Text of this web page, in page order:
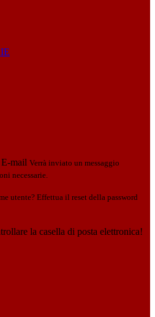
E-mail Verrà inviato un messaggio
necessarie.
utente? Effettua il reset della password
la casella di posta elettronica!